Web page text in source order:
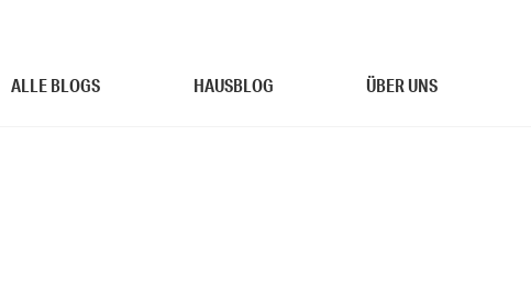
ALLE BLOGS HAUSBLOG ÜBER UNS